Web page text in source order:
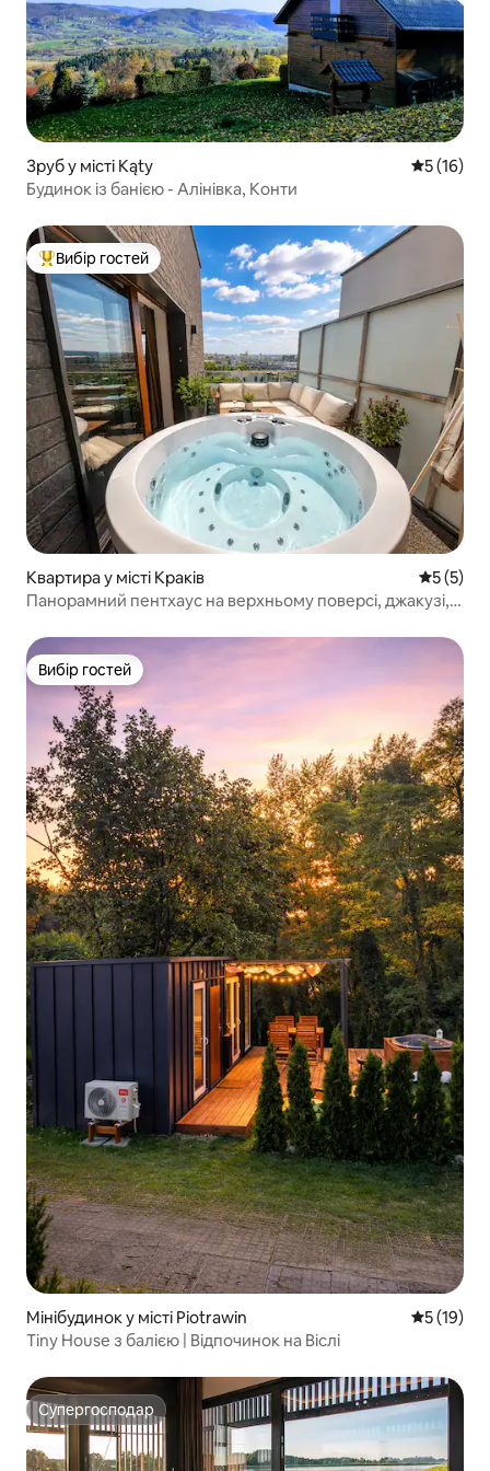
Зруб у місті Kąty Середня
5 (16)
Будинок із банією - Алінівка, Конти
Топ вибір гостей
Вибір гостей
Квартира у місті Краків Середня
5 (5)
Панорамний пентхаус на верхньому поверсі, джакузі,
Вибір гостей
Вибір гостей
Мінібудинок у місті Piotrawin Середня
5 (19)
Tiny House з балією | Відпочинок на Віслі
Супергосподар
Супергосподар